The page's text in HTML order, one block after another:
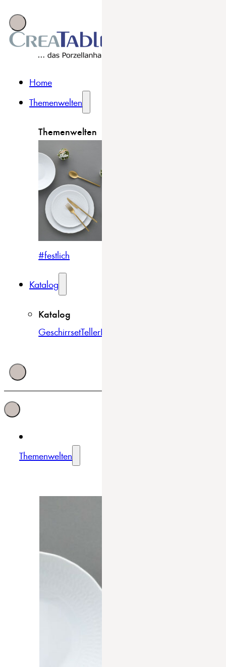
Home
Themenwelten
Themenwelten
#festlich
Katalog
Katalog
GeschirrsetTellerBowls & Schüsseln
Themenwelten